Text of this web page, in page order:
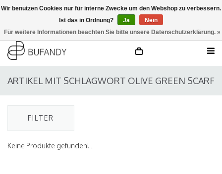
ARTIKEL MIT SCHLAGWORT OLIVE GREEN SCARF
FILTER
Keine Produkte gefunden!...
Wir benutzen Cookies nur für interne Zwecke um den Webshop zu verbessern.
Ist das in Ordnung?
Ja
Nein
Für weitere Informationen beachten Sie bitte unsere Datenschutzerklärung. »